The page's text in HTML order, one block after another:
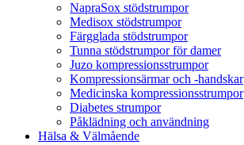
NapraSox stödstrumpor
Medisox stödstrumpor
Färgglada stödstrumpor
Tunna stödstrumpor för damer
Juzo kompressionsstrumpor
Kompressionsärmar och -handskar
Medicinska kompressionsstrumpor
Diabetes strumpor
Påklädning och användning
Hälsa & Välmående